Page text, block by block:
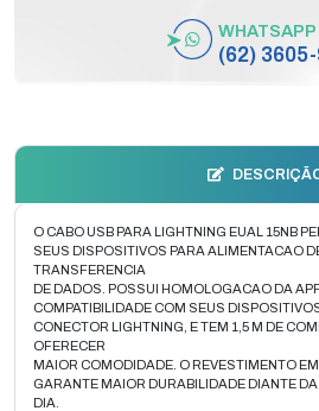
WHATSAPP
(62)
O CABO USB PARA LIGHTNING EUAL 15NB
SEUS DISPOSITIVOS PARA ALIMENTACAO
TRANSFERENCIA
DE DADOS. POSSUI HOMOLOGACAO DA
COMPATIBILIDADE COM SEUS
CONECTOR LIGHTNING, E TEM 1,5 M DE
OFERECER
MAIOR COMODIDADE. O REVESTIMENTO
GARANTE MAIOR DURABILIDADE DIANTE
DIA.